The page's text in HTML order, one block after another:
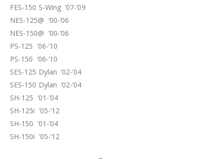
FES-150 S-Wing ’07-’09
NES-125@ ’00-’06
NES-150@ ’00-’06
PS-125 ’06-’10
PS-150 ’06-’10
SES-125 Dylan ’02-’04
SES-150 Dylan ’02-’04
SH-125 ’01-’04
SH-125i ’05-’12
SH-150 ’01-’04
SH-150i ’05-’12